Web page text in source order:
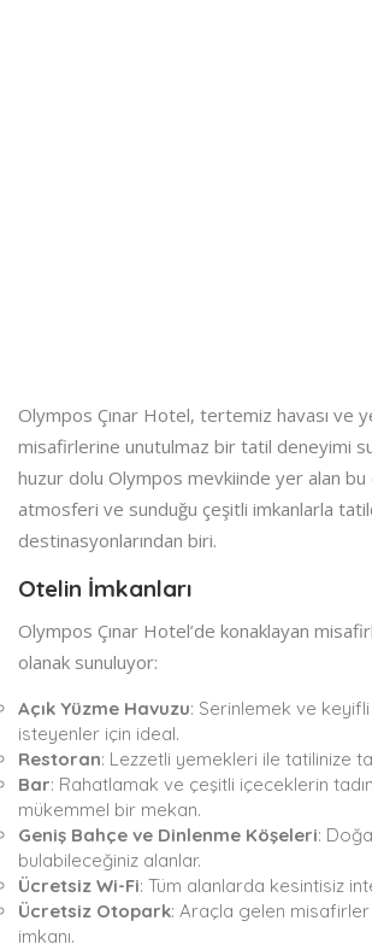
Olympos Çınar Hotel, tertemiz havası ve
misafirlerine unutulmaz bir tatil deneyimi
huzur dolu Olympos mevkiinde yer alan
atmosferi ve sunduğu çeşitli imkanlarla
destinasyonlarından biri.
Otelin İmkanları
Olympos Çınar Hotel’de konaklayan
olanak sunuluyor:
Açık Yüzme Havuzu: Serinlemek ve
isteyenler için ideal.
Restoran: Lezzetli yemekleri ile tatilinize
Bar: Rahatlamak ve çeşitli içeceklerin
mükemmel bir mekan.
Geniş Bahçe ve Dinlenme Köşeleri:
bulabileceğiniz alanlar.
Ücretsiz Wi-Fi: Tüm alanlarda kesintisiz
Ücretsiz Otopark: Araçla gelen
imkanı.